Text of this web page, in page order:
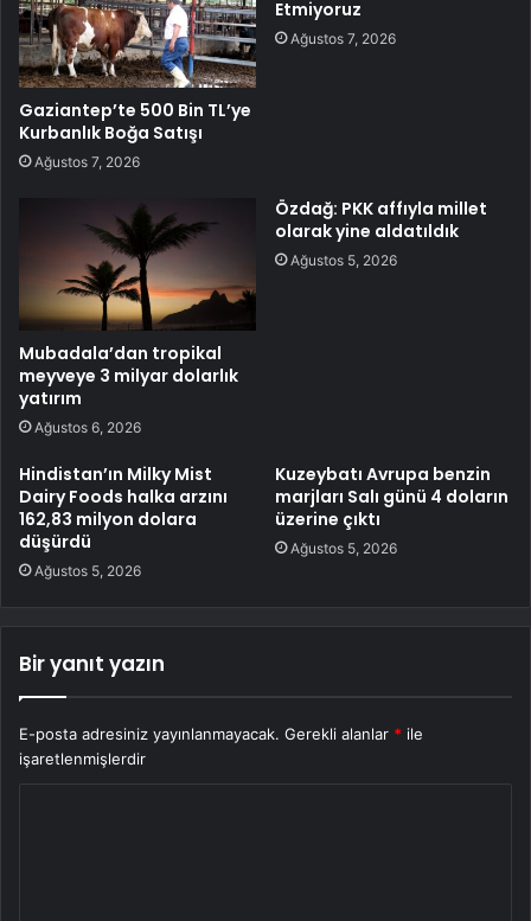
Gaziantep’te 500 Bin TL’ye
Kurbanlık Boğa Satışı
Ağustos 7, 2026
Etmiyoruz
Ağustos 7, 2026
Mubadala’dan tropikal
meyveye 3 milyar dolarlık
yatırım
Ağustos 6, 2026
Özdağ: PKK affıyla millet
olarak yine aldatıldık
Ağustos 5, 2026
Hindistan’ın Milky Mist
Dairy Foods halka arzını
162,83 milyon dolara
düşürdü
Ağustos 5, 2026
Kuzeybatı Avrupa benzin
marjları Salı günü 4 doların
üzerine çıktı
Ağustos 5, 2026
Bir yanıt yazın
E-posta adresiniz yayınlanmayacak. Gerekli alanlar * ile
işaretlenmişlerdir